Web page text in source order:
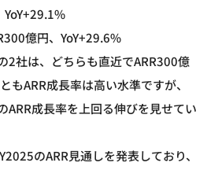
YoY+29.1%
億円、YoY+29.6%
2社は、どちらも直近でARR300億
もARR成長率は高い水準ですが、
ARR成長率を上回る伸びを見せてい
のARR見通しを発表しており、